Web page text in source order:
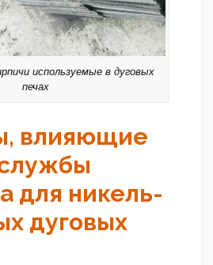
используемые в дуговых
печах
влияющие
для никель-
дуговых